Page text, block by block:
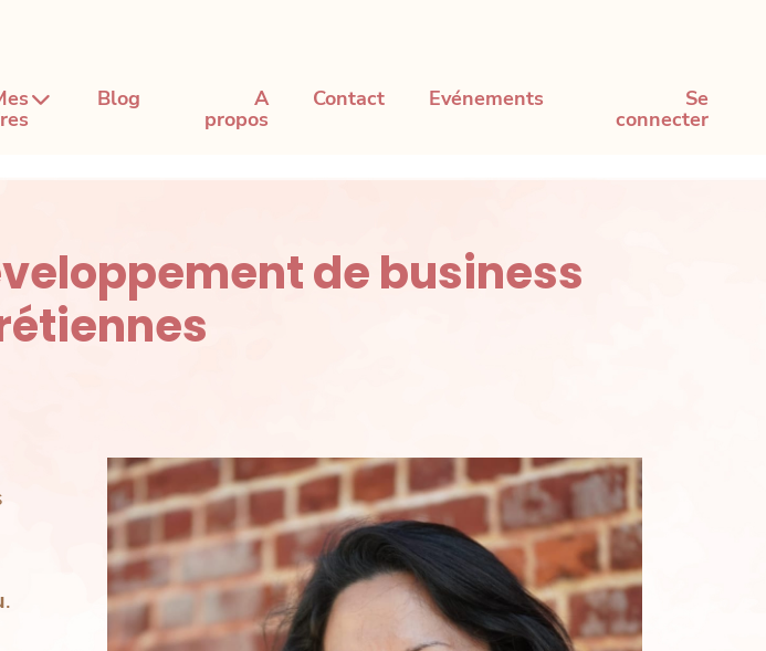
Blog A
propos
Contact Evénements Se
connecter
de business
.